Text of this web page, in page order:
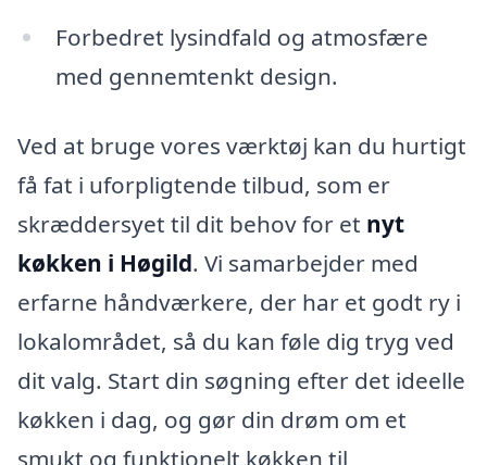
Forbedret lysindfald og atmosfære
med gennemtenkt design.
Ved at bruge vores værktøj kan du hurtigt
få fat i uforpligtende tilbud, som er
skræddersyet til dit behov for et nyt
køkken i Høgild. Vi samarbejder med
erfarne håndværkere, der har et godt ry i
lokalområdet, så du kan føle dig tryg ved
dit valg. Start din søgning efter det ideelle
køkken i dag, og gør din drøm om et
smukt og funktionelt køkken til